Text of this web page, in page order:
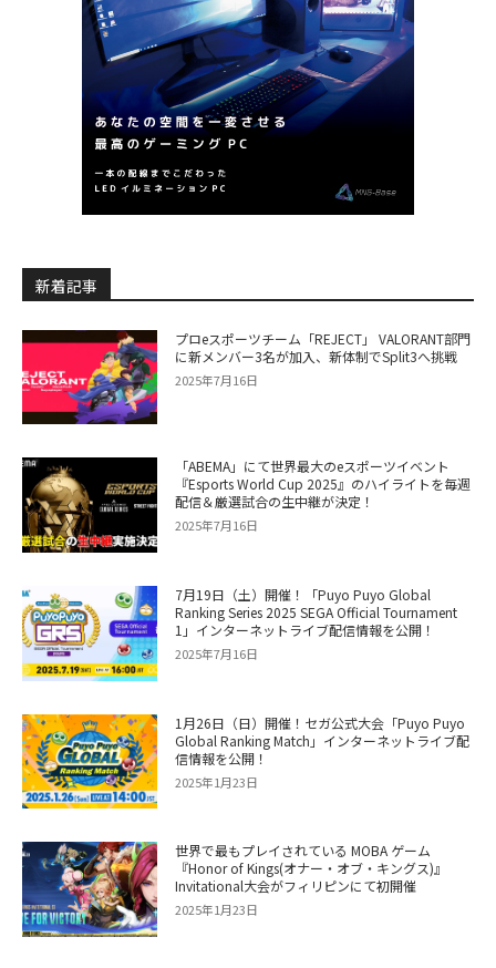
新着記事
プロeスポーツチーム「REJECT」 VALORANT部門
に新メンバー3名が加入、新体制でSplit3へ挑戦
2025年7月16日
「ABEMA」にて世界最大のeスポーツイベント
『Esports World Cup 2025』のハイライトを毎週
配信＆厳選試合の生中継が決定！
2025年7月16日
7月19日（土）開催！「Puyo Puyo Global
Ranking Series 2025 SEGA Official Tournament
1」インターネットライブ配信情報を公開！
2025年7月16日
1月26日（日）開催！セガ公式大会「Puyo Puyo
Global Ranking Match」インターネットライブ配
信情報を公開！
2025年1月23日
世界で最もプレイされている MOBA ゲーム
『Honor of Kings(オナー・オブ・キングス)』
Invitational大会がフィリピンにて初開催
2025年1月23日